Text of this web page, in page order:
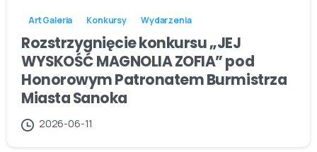
Art Galeria Konkursy Wydarzenia
Rozstrzygnięcie konkursu „JEJ
WYSKOŚĆ MAGNOLIA ZOFIA” pod
Honorowym Patronatem Burmistrza
Miasta Sanoka
2026-06-11